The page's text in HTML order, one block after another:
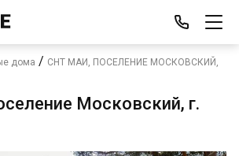
дома / СНТ МАИ, ПОСЕЛЕНИЕ МОСКОВСКИЙ,
Московский, г.